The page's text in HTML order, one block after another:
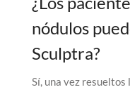
nódulos
Sculptra?
Sí, una vez